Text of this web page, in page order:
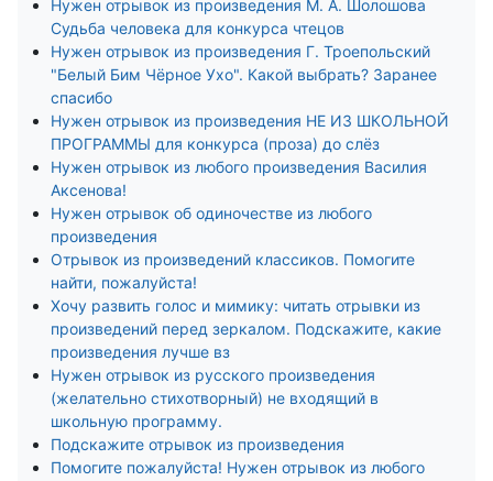
Нужен отрывок из произведения М. А. Шолошова
Судьба человека для конкурса чтецов
Нужен отрывок из произведения Г. Троепольский
"Белый Бим Чёрное Ухо". Какой выбрать? Заранее
спасибо
Нужен отрывок из произведения НЕ ИЗ ШКОЛЬНОЙ
ПРОГРАММЫ для конкурса (проза) до слёз
Нужен отрывок из любого произведения Василия
Аксенова!
Нужен отрывок об одиночестве из любого
произведения
Отрывок из произведений классиков. Помогите
найти, пожалуйста!
Хочу развить голос и мимику: читать отрывки из
произведений перед зеркалом. Подскажите, какие
произведения лучше вз
Нужен отрывок из русского произведения
(желательно стихотворный) не входящий в
школьную программу.
Подскажите отрывок из произведения
Помогите пожалуйста! Нужен отрывок из любого